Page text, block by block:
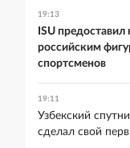
19:13
ISU
российским
спортсменов
19:11
Узбекский
сделал свой